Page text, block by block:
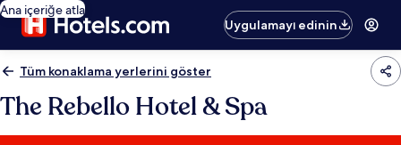
Ana içeriğe atla
Uygulamayı edinin
Tüm konaklama yerlerini göster
The Rebello Hotel & Spa